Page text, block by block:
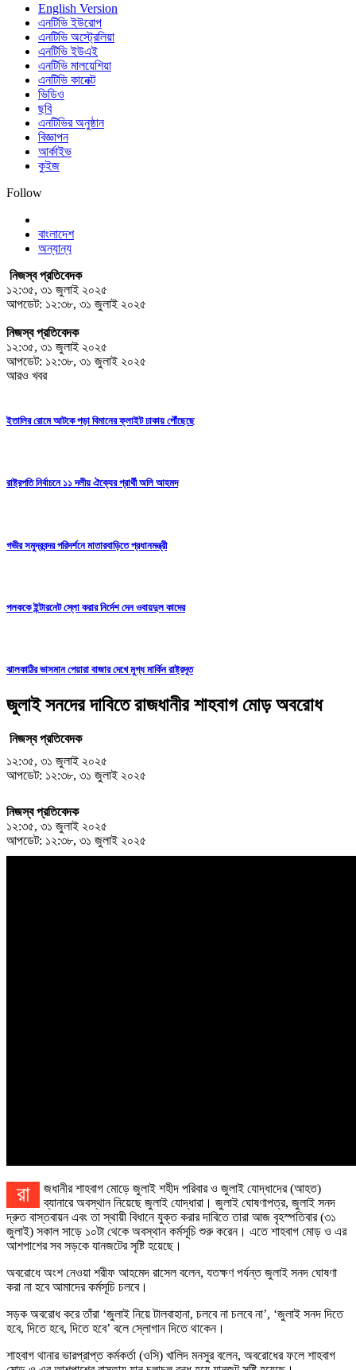
English Version
এনটিভি ইউরোপ
এনটিভি অস্ট্রেলিয়া
এনটিভি ইউএই
এনটিভি মালয়েশিয়া
এনটিভি কানেক্ট
ভিডিও
ছবি
এনটিভির অনুষ্ঠান
বিজ্ঞাপন
আর্কাইভ
কুইজ
Follow
বাংলাদেশ
অন্যান্য
নিজস্ব প্রতিবেদক
১২:৩৫, ৩১ জুলাই ২০২৫
আপডেট: ১২:৩৮, ৩১ জুলাই ২০২৫
নিজস্ব প্রতিবেদক
১২:৩৫, ৩১ জুলাই ২০২৫
আপডেট: ১২:৩৮, ৩১ জুলাই ২০২৫
আরও খবর
ইতালির রোমে আটকে পড়া বিমানের ফ্লাইট ঢাকায় পৌঁছেছে
রাষ্ট্রপতি নির্বাচনে ১১ দলীয় ঐক্যের প্রার্থী অলি আহমদ
গভীর সমুদ্রবন্দর পরিদর্শনে মাতারবাড়িতে প্রধানমন্ত্রী
পলককে ইন্টারনেট স্লো করার নির্দেশ দেন ওবায়দুল কাদের
ঝালকাঠির ভাসমান পেয়ারা বাজার দেখে মুগ্ধ মার্কিন রাষ্ট্রদূত
জুলাই সনদের দাবিতে রাজধানীর শাহবাগ মোড় অবরোধ
নিজস্ব প্রতিবেদক
১২:৩৫, ৩১ জুলাই ২০২৫
আপডেট: ১২:৩৮, ৩১ জুলাই ২০২৫
নিজস্ব প্রতিবেদক
১২:৩৫, ৩১ জুলাই ২০২৫
আপডেট: ১২:৩৮, ৩১ জুলাই ২০২৫
রাজধানীর শাহবাগ মোড়ে জুলাই শহীদ পরিবার ও জুলাই যোদ্ধাদের (আহত)
ব্যানারে অবস্থান নিয়েছে জুলাই যোদ্ধারা। জুলাই ঘোষণাপত্র, জুলাই সনদ
দ্রুত বাস্তবায়ন এবং তা স্থায়ী বিধানে যুক্ত করার দাবিতে তারা আজ বৃহস্পতিবার (৩১
জুলাই) সকাল সাড়ে ১০টা থেকে অবস্থান কর্মসূচি শুরু করেন। এতে শাহবাগ মোড় ও এর
আশপাশের সব সড়কে যানজটের সৃষ্টি হয়েছে।
অবরোধে অংশ নেওয়া শরীফ আহমেদ রাসেল বলেন, যতক্ষণ পর্যন্ত জুলাই সনদ ঘোষণা
করা না হবে আমাদের কর্মসূচি চলবে।
সড়ক অবরোধ করে তাঁরা ‘জুলাই নিয়ে টালবাহানা, চলবে না চলবে না’, ‘জুলাই সনদ দিতে
হবে, দিতে হবে, দিতে হবে’ বলে স্লোগান দিতে থাকেন।
শাহবাগ থানার ভারপ্রাপ্ত কর্মকর্তা (ওসি) খালিদ মনসুর বলেন, অবরোধের ফলে শাহবাগ